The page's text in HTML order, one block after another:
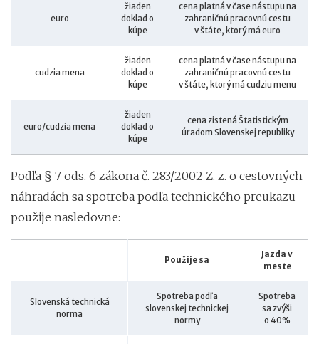
euro
žiaden
doklad o
kúpe
cena platná v čase nástupu na
zahraničnú pracovnú cestu
v štáte, ktorý má euro
cudzia mena
žiaden
doklad o
kúpe
cena platná v čase nástupu na
zahraničnú pracovnú cestu
v štáte, ktorý má cudziu menu
euro/cudzia mena
žiaden
doklad o
kúpe
cena zistená Štatistickým
úradom Slovenskej republiky
Podľa § 7 ods. 6 zákona č. 283/2002 Z. z. o cestovných
náhradách sa spotreba podľa technického preukazu
použije nasledovne:
Použije sa
Jazda v
meste
Slovenská technická
norma
Spotreba podľa
slovenskej technickej
normy
Spotreba
sa zvýši
o 40%